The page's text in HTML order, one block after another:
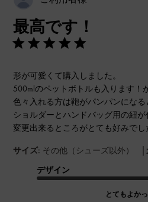
最高です！
形が可愛くて購入しました。
500mlのペットボトルも入ります！
色々入れる方は鞄がパンパンになる
ショルダーとハンドバッグ用の紐
変更出来るところがとても好みでし
サイズ: その他（シューズ以外） |
デザイン
とてもよか